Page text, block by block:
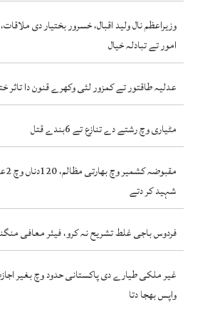
وزیراعظم نال ولید اقبال، خسرور بختیار دی
امور تے تبادلہ خیال
عدلیہ طاقتور تے کمزور لئی وکھرے قنون دا تاثر
مٹیاری وچ رشتے دے تنازع تے 6بندے قتل
شہید کر دتے
فردوس باجی غلط تشریح نہ کرو، فیئر معافی
غیر ملکی طیارے دی پاکستانی حدود وچ بغیر
واپس بھجا دتا